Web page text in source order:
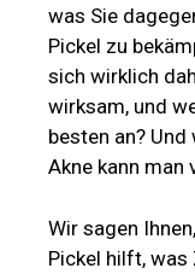
was Sie
Pickel zu
sich wirklich
wirksam, und
besten an?
Akne kann man
Wir sagen
Pickel hilft, was